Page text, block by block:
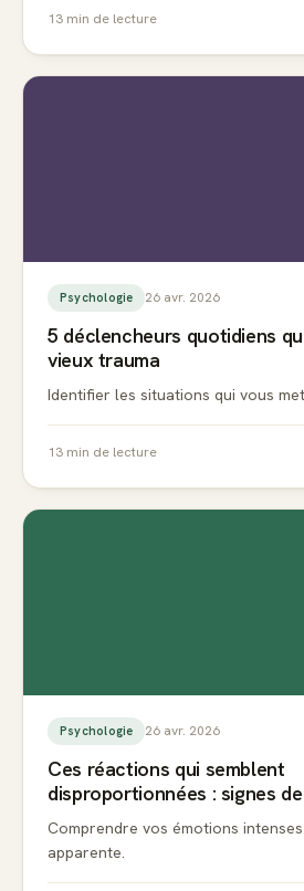
13 min de lecture
Psychologie 26 avr. 2026
5 déclencheurs quotidiens
vieux trauma
Identifier les situations qui vous
13 min de lecture
Psychologie 26 avr. 2026
Ces réactions qui semblent
disproportionnées : signes
Comprendre vos émotions
apparente.